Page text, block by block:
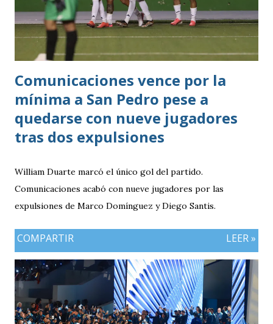
Comunicaciones vence por la
mínima a San Pedro pese a
quedarse con nueve jugadores
tras dos expulsiones
William Duarte marcó el único gol del partido.
Comunicaciones acabó con nueve jugadores por las
expulsiones de Marco Domínguez y Diego Santis.
COMPARTIR LEER »